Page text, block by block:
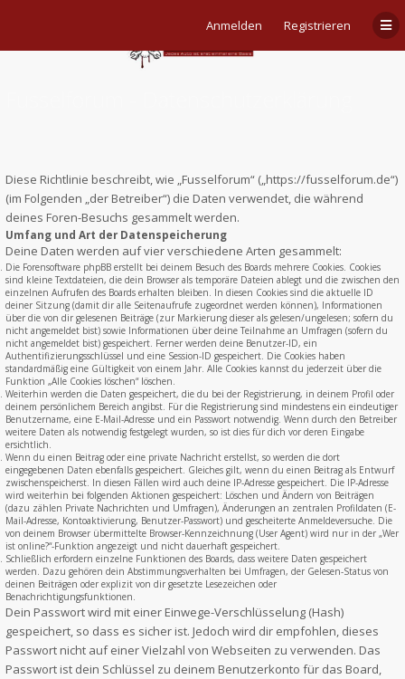
Anmelden Registrieren
Diese Richtlinie beschreibt, wie „Fusselforum“ („https://fusselforum.de“)
(im Folgenden „der Betreiber“) die Daten verwendet, die während
deines Foren-Besuchs gesammelt werden.
Umfang und Art der Datenspeicherung
Deine Daten werden auf vier verschiedene Arten gesammelt:
Die Forensoftware phpBB erstellt bei deinem Besuch des Boards mehrere Cookies. Cookies
sind kleine Textdateien, die dein Browser als temporäre Dateien ablegt und die zwischen den
einzelnen Aufrufen des Boards erhalten bleiben. In diesen Cookies sind die aktuelle ID
deiner Sitzung (damit dir alle Seitenaufrufe zugeordnet werden können), Informationen
über die von dir gelesenen Beiträge (zur Markierung dieser als gelesen/ungelesen; sofern du
nicht angemeldet bist) sowie Informationen über deine Teilnahme an Umfragen (sofern du
nicht angemeldet bist) gespeichert. Ferner werden deine Benutzer-ID, ein
Authentifizierungsschlüssel und eine Session-ID gespeichert. Die Cookies haben
standardmäßig eine Gültigkeit von einem Jahr. Alle Cookies kannst du jederzeit über die
Funktion „Alle Cookies löschen“ löschen.
Weiterhin werden die Daten gespeichert, die du bei der Registrierung, in deinem Profil oder
deinem persönlichem Bereich angibst. Für die Registrierung sind mindestens ein eindeutiger
Benutzername, eine E-Mail-Adresse und ein Passwort notwendig. Wenn durch den Betreiber
weitere Daten als notwendig festgelegt wurden, so ist dies für dich vor deren Eingabe
ersichtlich.
Wenn du einen Beitrag oder eine private Nachricht erstellst, so werden die dort
eingegebenen Daten ebenfalls gespeichert. Gleiches gilt, wenn du einen Beitrag als Entwurf
zwischenspeicherst. In diesen Fällen wird auch deine IP-Adresse gespeichert. Die IP-Adresse
wird weiterhin bei folgenden Aktionen gespeichert: Löschen und Ändern von Beiträgen
(dazu zählen Private Nachrichten und Umfragen), Änderungen an zentralen Profildaten (E-
Mail-Adresse, Kontoaktivierung, Benutzer-Passwort) und gescheiterte Anmeldeversuche. Die
von deinem Browser übermittelte Browser-Kennzeichnung (User Agent) wird nur in der „Wer
ist online?“-Funktion angezeigt und nicht dauerhaft gespeichert.
Schließlich erfordern einzelne Funktionen des Boards, dass weitere Daten gespeichert
werden. Dazu gehören dein Abstimmungsverhalten bei Umfragen, der Gelesen-Status von
deinen Beiträgen oder explizit von dir gesetzte Lesezeichen oder
Benachrichtigungsfunktionen.
Dein Passwort wird mit einer Einwege-Verschlüsselung (Hash)
gespeichert, so dass es sicher ist. Jedoch wird dir empfohlen, dieses
Passwort nicht auf einer Vielzahl von Webseiten zu verwenden. Das
Passwort ist dein Schlüssel zu deinem Benutzerkonto für das Board,